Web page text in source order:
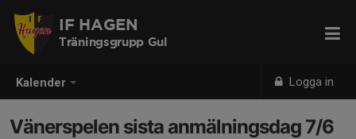
Kalender Logga in
IF HAGEN
Träningsgrupp Gul
Vänerspelen sista anmälningsdag 7/6